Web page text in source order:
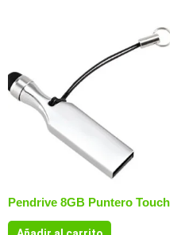
Pendrive 8GB Puntero Touch